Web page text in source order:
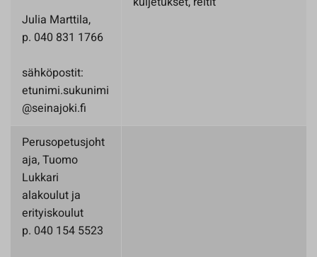
Julia Marttila,
p. 040 831 1766
sähköpostit:
etunimi.sukunimi
@seinajoki.fi
Perusopetusjoht
aja, Tuomo
Lukkari
alakoulut ja
erityiskoulut
p. 040 154 5523